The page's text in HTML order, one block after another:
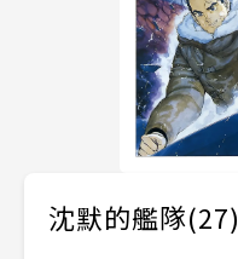
沈默的艦隊(27)